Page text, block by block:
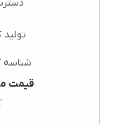
تولید
شناسه
قيمت